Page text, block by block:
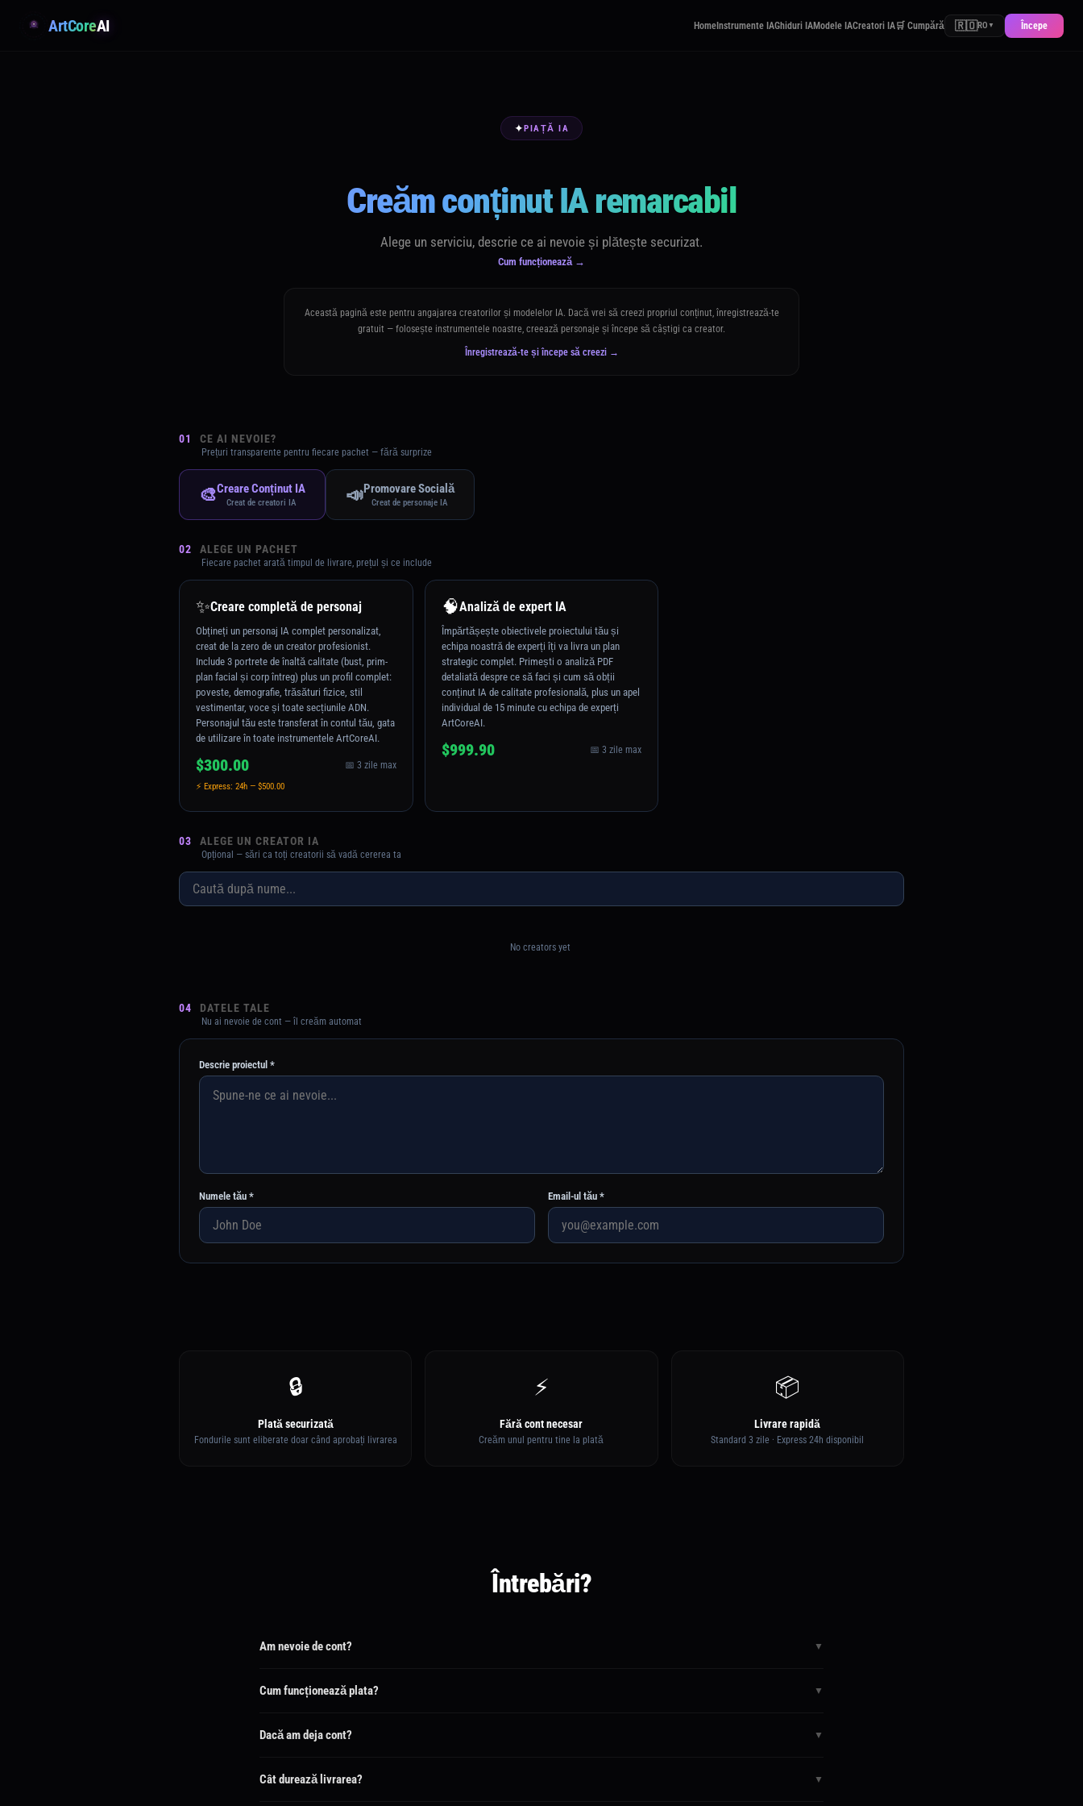
ArtCoreAI HomeInstrumente IAGhiduri IAModele IACreatori IA🛒 Cumpără 🇷🇴RO ▼ Începe
✦PIAȚĂ IA
Creăm conținut IA remarcabil
Alege un serviciu, descrie ce ai nevoie și plătește securizat.
Cum funcționează →
Această pagină este pentru angajarea creatorilor și modelelor IA. Dacă vrei să creezi propriul conținut, înregistrează-te
gratuit — folosește instrumentele noastre, creează personaje și începe să câștigi ca creator.
Înregistrează-te și începe să creezi →
01 CE AI NEVOIE?
Prețuri transparente pentru fiecare pachet — fără surprize
🎨Creare Conținut IA
Creat de creatori IA 📣Promovare Socială
Creat de personaje IA
02 ALEGE UN PACHET
Fiecare pachet arată timpul de livrare, prețul și ce include
✨Creare completă de personaj
Obțineți un personaj IA complet personalizat,
creat de la zero de un creator profesionist.
Include 3 portrete de înaltă calitate (bust, prim-
plan facial și corp întreg) plus un profil complet:
poveste, demografie, trăsături fizice, stil
vestimentar, voce și toate secțiunile ADN.
Personajul tău este transferat în contul tău, gata
de utilizare în toate instrumentele ArtCoreAI.
$300.00 📅 3 zile max
⚡ Express: 24h — $500.00
🧠Analiză de expert IA
Împărtășește obiectivele proiectului tău și
echipa noastră de experți îți va livra un plan
strategic complet. Primești o analiză PDF
detaliată despre ce să faci și cum să obții
conținut IA de calitate profesională, plus un apel
individual de 15 minute cu echipa de experți
ArtCoreAI.
$999.90 📅 3 zile max
03 ALEGE UN CREATOR IA
Opțional — sări ca toți creatorii să vadă cererea ta
No creators yet
04 DATELE TALE
Nu ai nevoie de cont — îl creăm automat
Descrie proiectul *
Numele tău * Email-ul tău *
🔒
Plată securizată
Fondurile sunt eliberate doar când aprobați livrarea
⚡
Fără cont necesar
Creăm unul pentru tine la plată
📦
Livrare rapidă
Standard 3 zile · Express 24h disponibil
Întrebări?
Am nevoie de cont? ▼
Cum funcționează plata? ▼
Dacă am deja cont? ▼
Cât durează livrarea? ▼